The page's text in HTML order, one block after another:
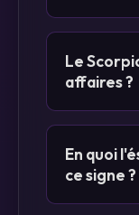
Le
affaires ?
En quoi
ce signe ?